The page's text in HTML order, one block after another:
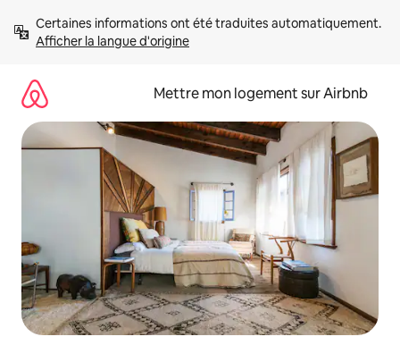
directement
Afficher la langue d'origine
Mettre mon logement sur Airbnb